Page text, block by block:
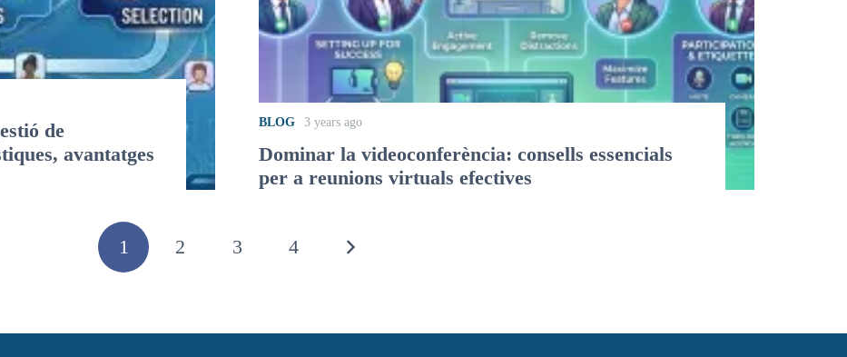
de
avantatges
BLOG 3 years ago
Dominar la videoconferència: consells essencials
per a reunions virtuals efectives
1 2 3 4